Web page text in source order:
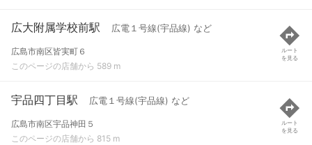
広大附属学校前駅 広電１号線(宇品線) など
広島市南区皆実町６
このページの店舗から 589 m
ルート
を見る
宇品四丁目駅 広電１号線(宇品線) など
広島市南区宇品神田５
このページの店舗から 815 m
ルート
を見る